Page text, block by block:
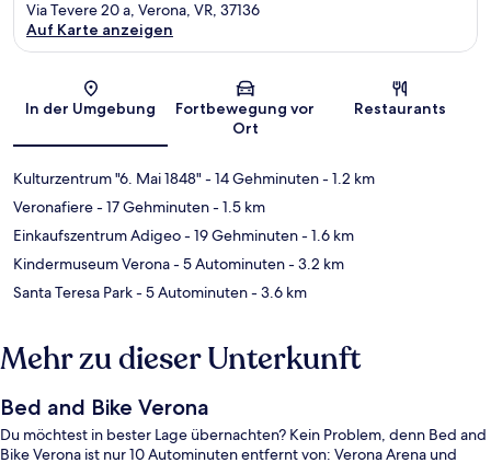
Karte
Via Tevere 20 a, Verona, VR, 37136
Auf Karte anzeigen
In der Umgebung
Fortbewegung vor
Ort
Restaurants
Kulturzentrum "6. Mai 1848"- 14 Gehminuten- 1.2 km
Veronafiere- 17 Gehminuten- 1.5 km
Einkaufszentrum Adigeo- 19 Gehminuten- 1.6 km
Kindermuseum Verona- 5 Autominuten- 3.2 km
Santa Teresa Park- 5 Autominuten- 3.6 km
Mehr zu dieser Unterkunft
Bed and Bike Verona
Du möchtest in bester Lage übernachten? Kein Problem, denn Bed and
Bike Verona ist nur 10 Autominuten entfernt von: Verona Arena und